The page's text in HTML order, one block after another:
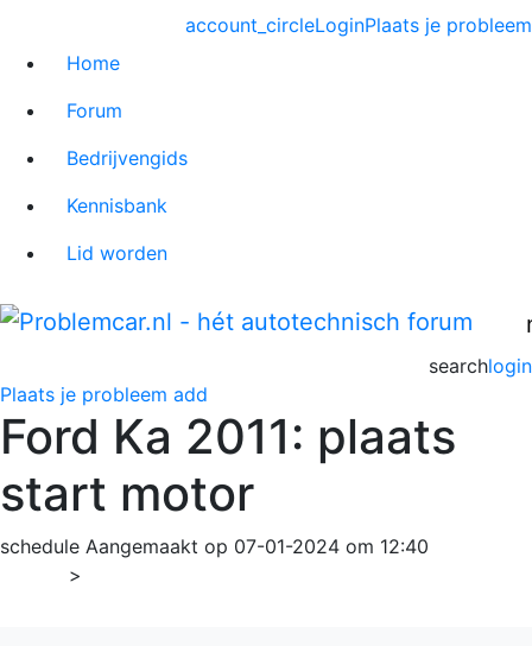
Plaats je probleem
account_circleLogin
Home
Forum
Bedrijvengids
Kennisbank
Lid worden
login
search
Plaats je probleem add
Ford Ka 2011: plaats
start motor
schedule Aangemaakt op 07-01-2024 om 12:40
>